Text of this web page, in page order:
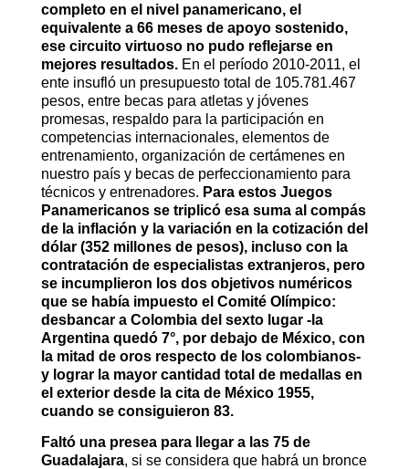
completo en el nivel panamericano, el
equivalente a 66 meses de apoyo sostenido,
ese circuito virtuoso no pudo reflejarse en
mejores resultados.En el período 2010-2011, el
ente insufló un presupuesto total de 105.781.467
pesos, entre becas para atletas y jóvenes
promesas, respaldo para la participación en
competencias internacionales, elementos de
entrenamiento, organización de certámenes en
nuestro país y becas de perfeccionamiento para
técnicos y entrenadores. Para estos Juegos
Panamericanos se triplicó esa suma al compás
de la inflación y la variación en la cotización del
dólar (352 millones de pesos), incluso con la
contratación de especialistas extranjeros, pero
se incumplieron los dos objetivos numéricos
que se había impuesto el Comité Olímpico:
desbancar a Colombia del sexto lugar -la
Argentina quedó 7°, por debajo de México, con
la mitad de oros respecto de los colombianos-
y lograr la mayor cantidad total de medallas en
el exterior desde la cita de México 1955,
cuando se consiguieron 83.
Faltó una presea para llegar a las 75 de
Guadalajara, si se considera que habrá un bronce